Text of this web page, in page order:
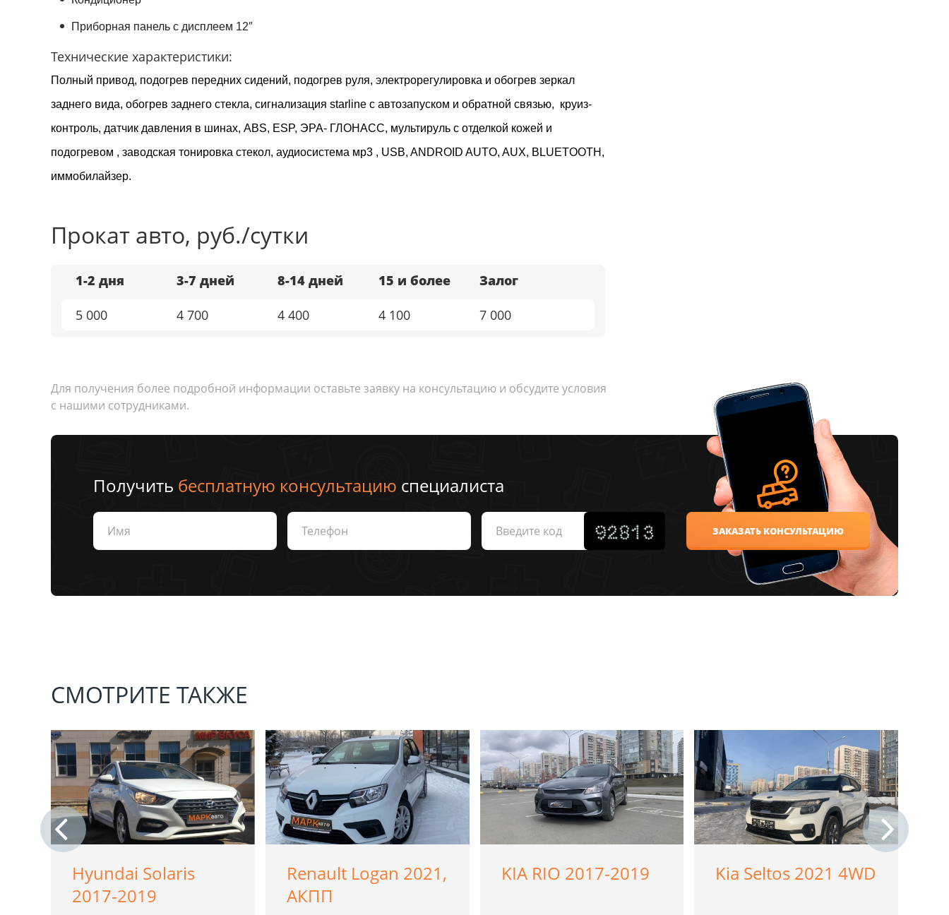
Приборная панель с дисплеем 12″
Технические характеристики:
Полный привод, подогрев передних сидений, подогрев руля, электрорегулировка и обогрев зеркал
заднего вида, обогрев заднего стекла, сигнализация starline с автозапуском и обратной связью, круиз-
контроль, датчик давления в шинах, ABS, ESP, ЭРА- ГЛОНАСС, мультируль с отделкой кожей и
подогревом , заводская тонировка стекол, аудиосистема мр3 , USB, ANDROID AUTO, AUX, BLUETOOTH,
иммобилайзер.
Прокат авто, руб./сутки
1-2 дня 3-7 дней 8-14 дней 15 и более Залог
5 000 4 700 4 400 4 100 7 000
Для получения более подробной информации оставьте заявку на консультацию и обсудите условия
с нашими сотрудниками.
Получить бесплатную консультацию специалиста
СМОТРИТЕ ТАКЖЕ
Hyundai Solaris
2017-2019
Renault Logan 2021,
АКПП
KIA RIO 2017-2019 Kia Seltos 2021 4WD